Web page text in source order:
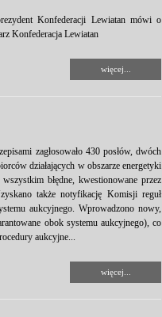
Konfederacji Lewiatan mówi o
Konfederacja Lewiatan
więcej...
zagłosowało 430 posłów, dwóch
działających w obszarze energetyki
błędne, kwestionowane przez
także notyfikację Komisji reguł
aukcyjnego. Wprowadzono nowy,
obok systemu aukcyjnego), co
aukcyjne...
więcej...